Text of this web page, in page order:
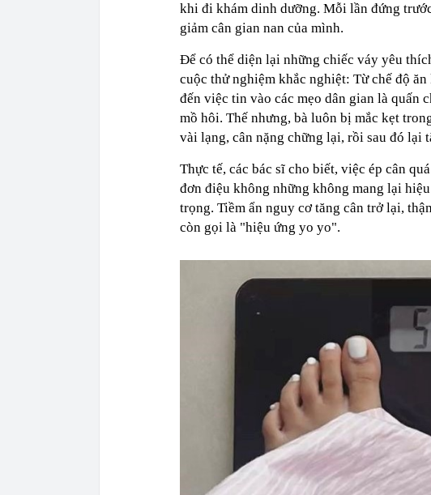
22:31
Giá vàng vượt 4.300 USD/
22:30
Một doanh nghiệp dầu khí
22:08
Lời khuyên cho những
khi đi khám dinh dưỡng. Mỗi lần đứng
giảm cân gian nan của mình.
Để có thể diện lại những chiếc váy yêu
cuộc thử nghiệm khắc nghiệt: Từ chế độ
đến việc tin vào các mẹo dân gian là quấn
mồ hôi. Thế nhưng, bà luôn bị mắc kẹt
vài lạng, cân nặng chững lại, rồi sau đó lại
Thực tế, các bác sĩ cho biết, việc ép cân
đơn điệu không những không mang lại
trọng. Tiềm ẩn nguy cơ tăng cân trở lại,
còn gọi là "hiệu ứng yo yo".